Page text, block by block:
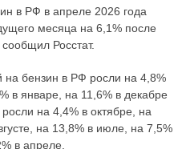
в РФ в апреле 2026 года
месяца на 6,1% после
Росстат.
на бензин в РФ росли на 4,8%
в январе, на 11,6% в декабре
на 4,4% в октябре, на
на 13,8% в июле, на 7,5%
в апреле.